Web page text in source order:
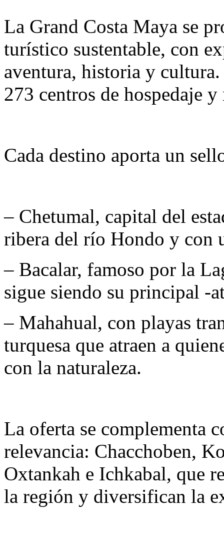
La Grand Costa Maya se
turístico sustentable, con
aventura, historia y
273 centros de hospedaje
Cada destino aporta un
– Chetumal, capital del
ribera del río Hondo y con
– Bacalar, famoso por la
sigue siendo su principal -
– Mahahual, con playas
turquesa que atraen a
con la naturaleza.
La oferta se complementa
relevancia: Chacchoben,
Oxtankah e Ichkabal, que
la región y diversifican la